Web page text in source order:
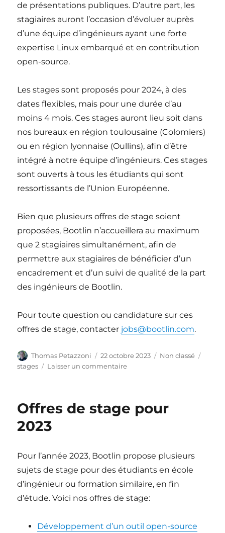
de présentations publiques. D’autre part, les
stagiaires auront l’occasion d’évoluer auprès
d’une équipe d’ingénieurs ayant une forte
expertise Linux embarqué et en contribution
open-source.
Les stages sont proposés pour 2024, à des
dates flexibles, mais pour une durée d’au
moins 4 mois. Ces stages auront lieu soit dans
nos bureaux en région toulousaine (Colomiers)
ou en région lyonnaise (Oullins), afin d’être
intégré à notre équipe d’ingénieurs. Ces stages
sont ouverts à tous les étudiants qui sont
ressortissants de l’Union Européenne.
Bien que plusieurs offres de stage soient
proposées, Bootlin n’accueillera au maximum
que 2 stagiaires simultanément, afin de
permettre aux stagiaires de bénéficier d’un
encadrement et d’un suivi de qualité de la part
des ingénieurs de Bootlin.
Pour toute question ou candidature sur ces
offres de stage, contacter jobs@bootlin.com.
Auteur
Thomas Petazzoni
Publié
le
22 octobre 2023 Catégories
Non classé
stages
Laisser un commentairesur
pour
2024
Offres de stage pour
2023
Pour l’année 2023, Bootlin propose plusieurs
sujets de stage pour des étudiants en école
d’ingénieur ou formation similaire, en fin
d’étude. Voici nos offres de stage:
Développement d’un outil open-source